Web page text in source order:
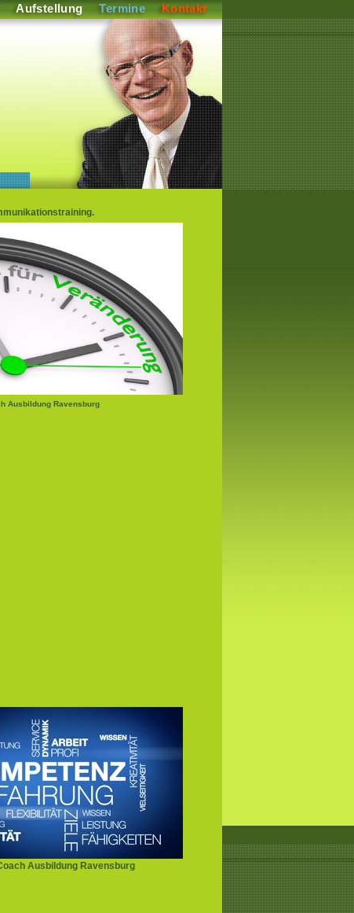
Aufstellung Termine Kontakt
Ausbildung Ravensburg
Ausbildung Ravensburg